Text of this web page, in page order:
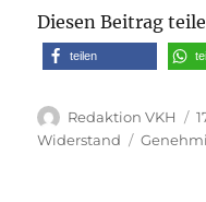
Diesen Beitrag
teilen
Autor
Redaktion VKH
Widerstand